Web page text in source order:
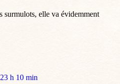
surmulots, elle va évidemment
h 10 min